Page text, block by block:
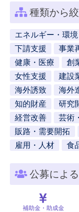
種類から
エネルギー・環境
下請支援
事業
健康・医療
創
女性支援
建設
海外誘致
海外
知的財産
研究
経営改善
芸術
販路・需要開拓
雇用・人材
食
公募によ
補助金・助成金